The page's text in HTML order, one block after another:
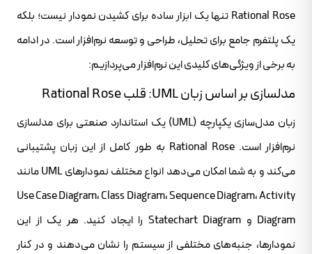
Rational Rose تنها یک ابزار ساده برای کشیدن نمودار نیست؛ بلکه
یک پلتفرم جامع برای تحلیل، طراحی و توسعه نرم‌افزار است. در ادامه
به برخی از ویژگی‌های کلیدی این نرم‌افزار می‌پردازیم:
مدلسازی بر اساس زبان UML: قلب Rational Rose
زبان مدل‌سازی یکپارچه (UML) یک استاندارد صنعتی برای مدلسازی
نرم‌افزار است. Rational Rose به طور کامل از این زبان پشتیبانی
می‌کند و به شما امکان می‌دهد انواع مختلف نمودارهای UML مانند
Use Case Diagram، Class Diagram، Sequence Diagram، Activity
Diagram و Statechart Diagram را ایجاد کنید. هر یک از این
نمودارها، جنبه‌های مختلفی از سیستم را نشان می‌دهند و در کنار